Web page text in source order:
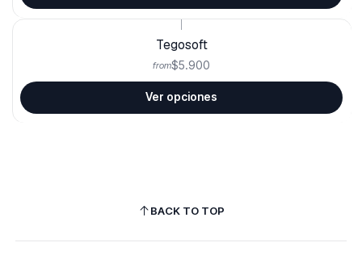
Tegosoft
from$5.900
Ver opciones
BACK TO TOP